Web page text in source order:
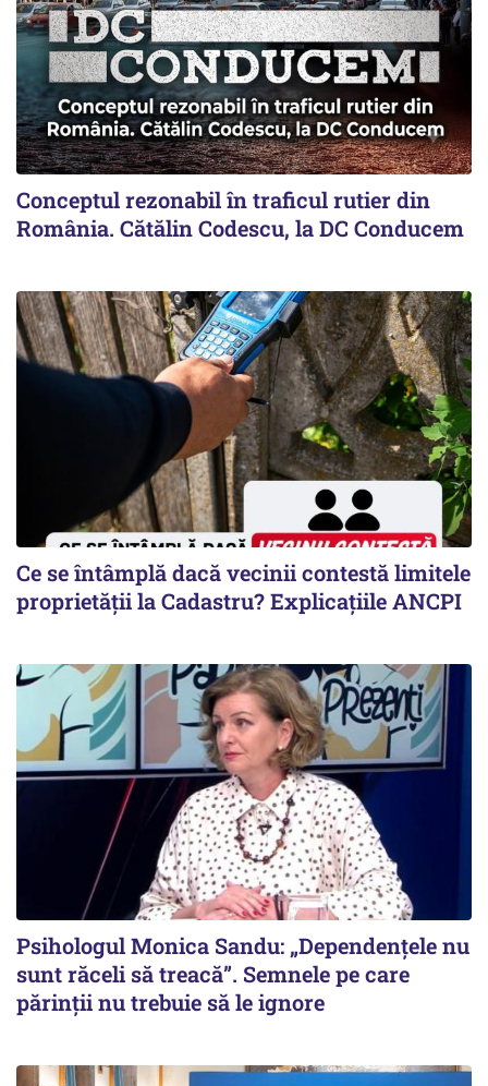
Conceptul rezonabil în traficul rutier din
România. Cătălin Codescu, la DC Conducem
Ce se întâmplă dacă vecinii contestă limitele
proprietății la Cadastru? Explicațiile ANCPI
Psihologul Monica Sandu: „Dependențele nu
sunt răceli să treacă”. Semnele pe care
părinții nu trebuie să le ignore